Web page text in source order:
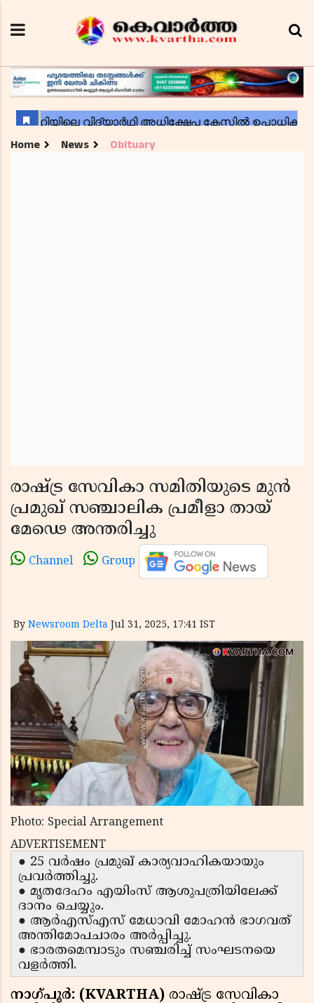
Home News Obituary
രാഷ്ട്ര സേവികാ സമിതിയുടെ മുൻ
പ്രമുഖ് സഞ്ചാലിക പ്രമീളാ തായ്
മേഢെ അന്തരിച്ചു
Channel Group
By Newsroom Delta Jul 31, 2025, 17:41 IST
Photo: Special Arrangement
ADVERTISEMENT
● 25 വർഷം പ്രമുഖ് കാര്യവാഹികയായും
പ്രവർത്തിച്ചു.
● മൃതദേഹം എയിംസ് ആശുപത്രിയിലേക്ക്
ദാനം ചെയ്യും.
● ആർഎസ്എസ് മേധാവി മോഹൻ ഭാഗവത്
അന്തിമോപചാരം അർപ്പിച്ചു.
● ഭാരതമെമ്പാടും സഞ്ചരിച്ച് സംഘടനയെ
വളർത്തി.
നാഗ്പൂർ: (KVARTHA) രാഷ്ട്ര സേവികാ